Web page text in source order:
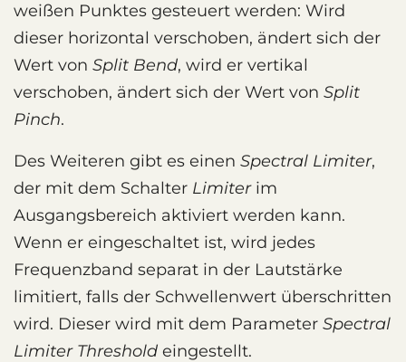
weißen Punktes gesteuert werden: Wird
dieser horizontal verschoben, ändert sich der
Wert von Split Bend, wird er vertikal
verschoben, ändert sich der Wert von Split
Pinch.
Des Weiteren gibt es einen Spectral Limiter,
der mit dem Schalter Limiterim
Ausgangsbereich aktiviert werden kann.
Wenn er eingeschaltet ist, wird jedes
Frequenzband separat in der Lautstärke
limitiert, falls der Schwellenwert überschritten
wird. Dieser wird mit dem Parameter Spectral
Limiter Threshold eingestellt.